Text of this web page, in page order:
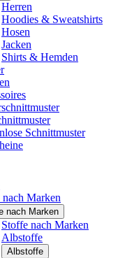
Herren
Hoodies & Sweatshirts
Hosen
Jacken
Shirts & Hemden
Schnittmuster
nach Marken
nach Marken
Stoffe nach Marken
Albstoffe
Albstoffe